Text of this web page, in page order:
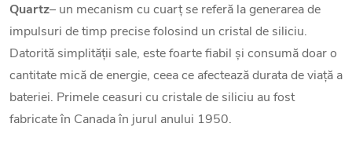
Quartz– un mecanism cu cuarț se referă la generarea de
impulsuri de timp precise folosind un cristal de siliciu.
Datorită simplității sale, este foarte fiabil și consumă doar o
cantitate mică de energie, ceea ce afectează durata de viață a
bateriei. Primele ceasuri cu cristale de siliciu au fost
fabricate în Canada în jurul anului 1950.